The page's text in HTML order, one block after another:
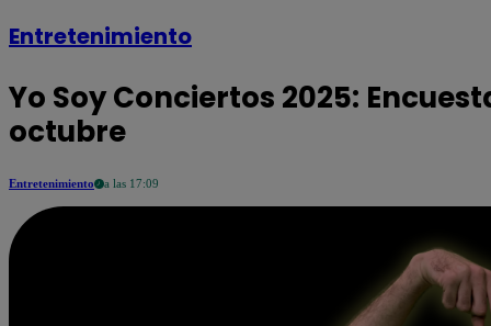
Entretenimiento
Yo Soy Conciertos 2025:
octubre
Entretenimiento a las 17:09